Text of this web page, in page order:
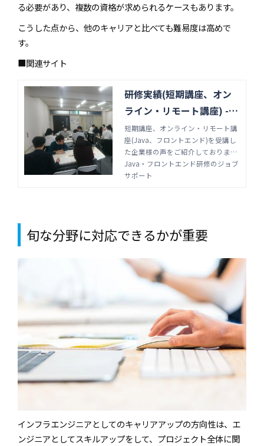
る必要があり、複数の資格が求められるケースもあります。
こうした点から、他のキャリアと比べても難易度は高めで
す。
■関連サイト
研修実績(短期講座、オン
ライン・リモート講座) -Ja
va・フロントエンド研修の
ジョブサポート
短期講座、オンライン・リモート講
座(Java、フロントエンド)を受講し
た企業様の声をご紹介しておりま
す。全国の中小企業~大手上場企業
まで幅広く受講実績があります。Ja
Java・フロントエンド研修のジョブ
サポート
旬な分野に対応できるかが重要
インフラエンジニアとしてのキャリアアップの方向性は、エ
ンジニアとしてスキルアップをして、プロジェクト全体に関